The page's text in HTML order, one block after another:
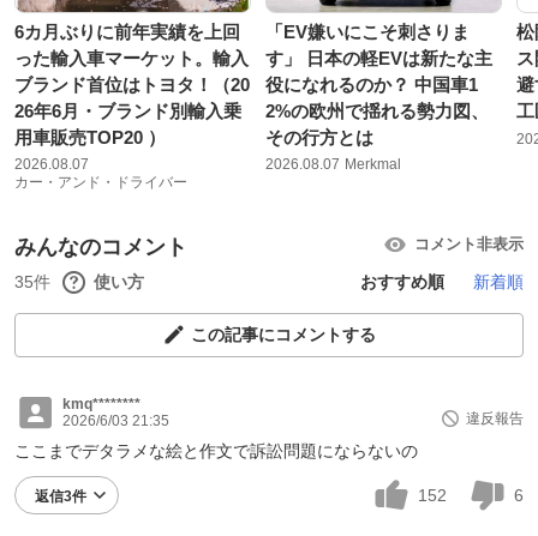
6カ月ぶりに前年実績を上回
った輸入車マーケット。輸入
ブランド首位はトヨタ！（20
26年6月・ブランド別輸入乗
用車販売TOP20 ）
2026.08.07
カー・アンド・ドライバー
「EV嫌いにこそ刺さりま
す」 日本の軽EVは新たな主
役になれるのか？ 中国車1
2%の欧州で揺れる勢力図、
その行方とは
2026.08.07 Merkmal
松
避
工
みんなのコメント コメント非表示
35件 使い方 おすすめ順 新着順
この記事にコメントする
kmq********
2026/6/03 21:35
違反報告
ここまでデタラメな絵と作文で訴訟問題にならないの
返信3件 152 6